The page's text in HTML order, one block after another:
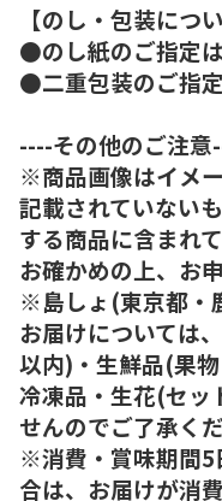
【のし・包装につい
●のし紙のご指定は
●二重包装のご指定
----その他のご注意
※商品画像はイメ
記載されていない
する商品に含まれ
お確かめの上、お
※島しょ(東京都・
お届けについては
以内)・生鮮品(果
冷凍品・生花(セッ
せんのでご了承くだ
※消費・賞味期間5
合は、お届けが消